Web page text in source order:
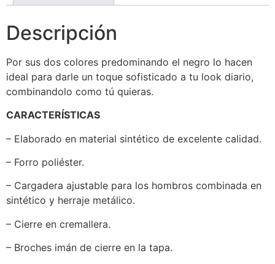
Descripción
Por sus dos colores predominando el negro lo hacen
ideal para darle un toque sofisticado a tu look diario,
combinandolo como tú quieras.
CARACTERÍSTICAS
– Elaborado en material sintético de excelente calidad.
– Forro poliéster.
– Cargadera ajustable para los hombros combinada en
sintético y herraje metálico.
– Cierre en cremallera.
– Broches imán de cierre en la tapa.